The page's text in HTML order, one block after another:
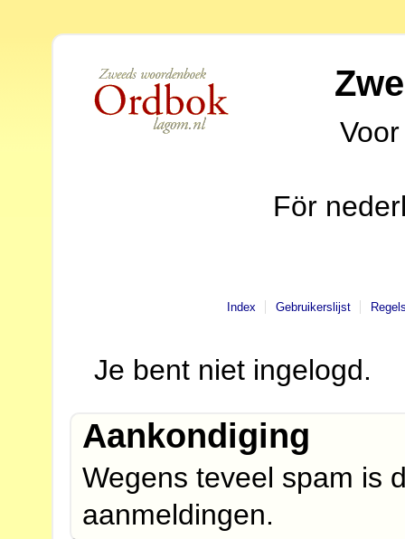
För
Index Gebruikerslijst
Je bent niet ingelogd.
Aankondiging
Wegens teveel spam is
aanmeldingen.